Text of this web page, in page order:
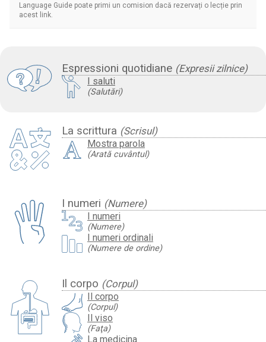
Espressioni quotidiane (Expresii zilnice)
I saluti
(Salutări)
La scrittura (Scrisul)
Mostra parola
(Arată cuvântul)
I numeri (Numere)
I numeri
(Numere)
I numeri ordinali
(Numere de ordine)
Il corpo (Corpul)
Il corpo
(Corpul)
Il viso
(Faţa)
La medicina
Language Guide poate primi un comision dacă rezervați o lecție prin
acest link.